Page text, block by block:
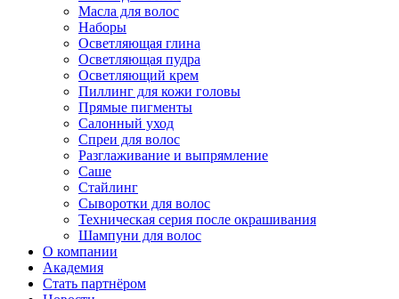
Масла для волос
Наборы
Осветляющая глина
Осветляющая пудра
Осветляющий крем
Пиллинг для кожи головы
Прямые пигменты
Салонный уход
Спреи для волос
Разглаживание и выпрямление
Саше
Стайлинг
Сыворотки для волос
Техническая серия после окрашивания
Шампуни для волос
О компании
Академия
Стать партнёром